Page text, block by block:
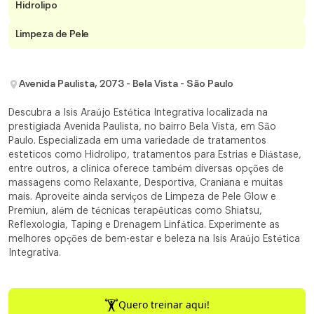
Hidrolipo
Limpeza de Pele
Avenida Paulista, 2073 - Bela Vista - São Paulo
Descubra a Isis Araújo Estética Integrativa localizada na
prestigiada Avenida Paulista, no bairro Bela Vista, em São
Paulo. Especializada em uma variedade de tratamentos
esteticos como Hidrolipo, tratamentos para Estrias e Diástase,
entre outros, a clínica oferece também diversas opções de
massagens como Relaxante, Desportiva, Craniana e muitas
mais. Aproveite ainda serviços de Limpeza de Pele Glow e
Premiun, além de técnicas terapêuticas como Shiatsu,
Reflexologia, Taping e Drenagem Linfática. Experimente as
melhores opções de bem-estar e beleza na Isis Araújo Estética
Integrativa.
Quero treinar aqui!